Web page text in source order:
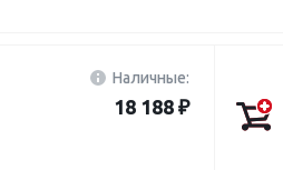
Наличные:
18 188 ₽